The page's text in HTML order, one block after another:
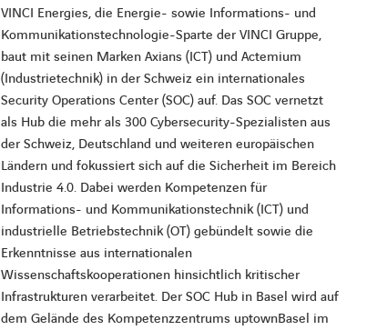
VINCI Energies, die Energie- sowie Informations- und
Kommunikationstechnologie-Sparte der VINCI Gruppe,
baut mit seinen Marken Axians (ICT) und Actemium
(Industrietechnik) in der Schweiz ein internationales
Security Operations Center (SOC) auf. Das SOC vernetzt
als Hub die mehr als 300 Cybersecurity-Spezialisten aus
der Schweiz, Deutschland und weiteren europäischen
Ländern und fokussiert sich auf die Sicherheit im Bereich
Industrie 4.0. Dabei werden Kompetenzen für
Informations- und Kommunikationstechnik (ICT) und
industrielle Betriebstechnik (OT) gebündelt sowie die
Erkenntnisse aus internationalen
Wissenschaftskooperationen hinsichtlich kritischer
Infrastrukturen verarbeitet. Der SOC Hub in Basel wird auf
dem Gelände des Kompetenzzentrums uptownBasel im